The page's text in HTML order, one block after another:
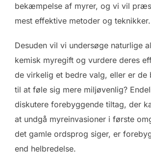
bekæmpelse af myrer, og vi vil
mest effektive metoder og teknikker.
Desuden vil vi undersøge naturlige
kemisk myregift og vurdere deres
de virkelig et bedre valg, eller er de
til at føle sig mere miljøvenlig?
diskutere forebyggende tiltag, der
at undgå myreinvasioner i første
det gamle ordsprog siger, er
end helbredelse.